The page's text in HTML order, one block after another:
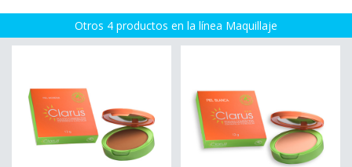
Otros 4 productos en la línea Maquillaje